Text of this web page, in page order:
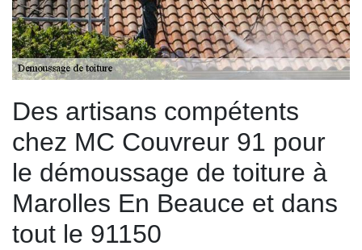
Des artisans compétents
chez MC Couvreur 91 pour
le démoussage de toiture à
Marolles En Beauce et dans
tout le 91150